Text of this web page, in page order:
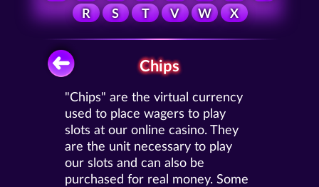
R
S T V W X
Chips
"Chips" are the virtual currency
used to place wagers to play
slots at our online casino. They
are the unit necessary to play
our slots and can also be
purchased for real money. Some